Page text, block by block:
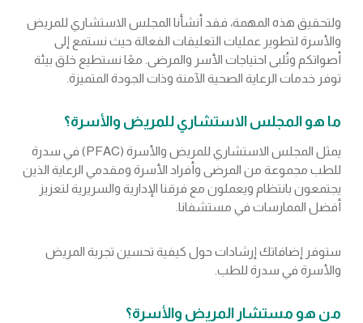
ولتحقيق هذه المهمة، فقد أنشأنا المجلس الاستشاري للمريض
والأسرة لتطوير عمليات التعليقات الفعالة حيث نستمع إلى
أصواتكم وتُلبى احتياجات الأسر والمرضى. معًا نستطيع خلق بيئة
توفر خدمات الرعاية الصحية الآمنة وذات الجودة المتميزة.
ما هو المجلس الاستشاري للمريض والأسرة؟
يمثل المجلس الاستشاري للمريض والأسرة (PFAC) في سدرة
للطب مجموعة من المرضى وأفراد الأسرة ومقدمي الرعاية الذين
يجتمعون بانتظام ويعملون مع فرقنا الإدارية والسريرية لتعزيز
أفضل الممارسات في مستشفانا.
ستوفر إضافاتك إرشادات حول كيفية تحسين تجربة المريض
والأسرة في سدرة للطب.
من هو مستشار المريض والأسرة؟